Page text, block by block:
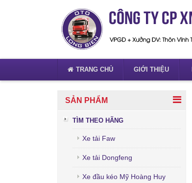
TRANG CHỦ GIỚI THIỆU
SẢN PHẨM
TÌM THEO HÃNG
Xe tải Faw
Xe tải Dongfeng
Xe đầu kéo Mỹ Hoàng Huy